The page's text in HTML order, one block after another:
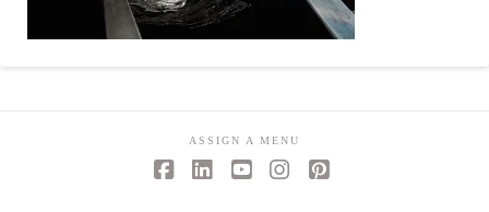
ASSIGN A MENU